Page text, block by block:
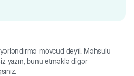
mövcud deyil. Məhsulu
yazın, bunu etməklə digər